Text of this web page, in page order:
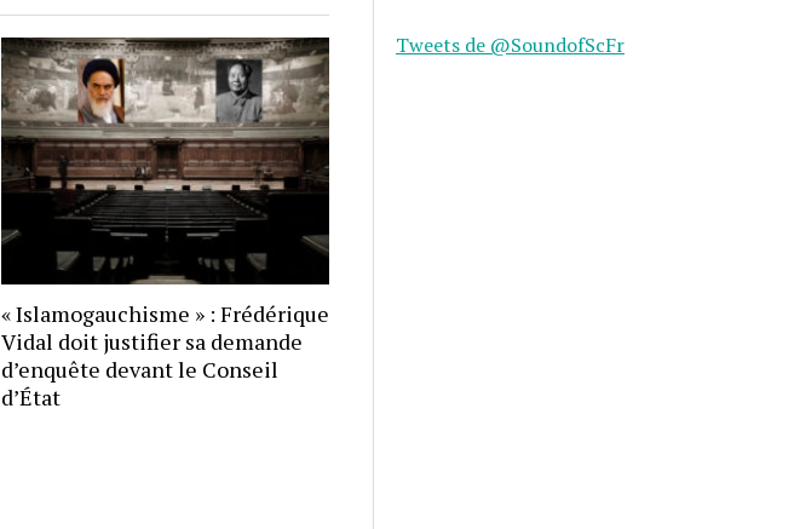
« Islamogauchisme » : Frédérique
Vidal doit justifier sa demande
d’enquête devant le Conseil
d’État
Tweets de @SoundofScFr